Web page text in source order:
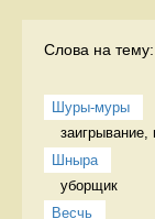
Слова на тему:
Шуры-муры
Шныра
уборщик
Весчь